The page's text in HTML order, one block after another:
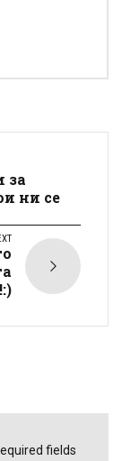
за
ни се
fields